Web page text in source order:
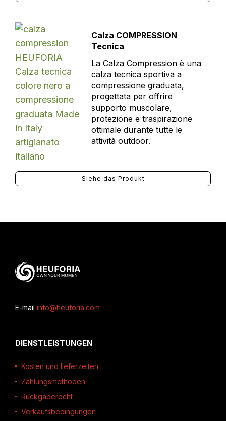
Calza COMPRESSION
Tecnica
La Calza Compression è una
calza tecnica sportiva a
compressione graduata,
progettata per offrire
supporto muscolare,
protezione e traspirazione
ottimale durante tutte le
attività outdoor.
Siehe das Produkt
E-mail info@heuforia.com
DIENSTLEISTUNGEN
Kosten und lieferzeiten
Zahlungsmethoden
Rückgaberecht
Verkaufsbedingungen